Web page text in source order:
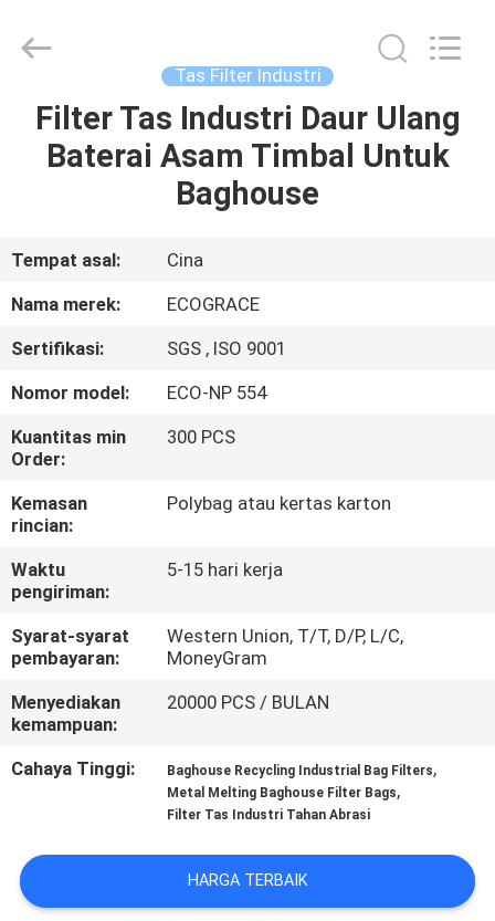
RUMAH
TENTANG
KAMI
TUR
PABRIK
KONTROL
KUALITAS
HUBUNGI
KAMI
BERITA
PERMINTAAN
PENAWARAN
SITEMAP
Copyright
ZHEJIANG
GRACE
ENVIROTECH
Tas Filter Industri
Filter Tas Industri Daur Ulang
Baterai Asam Timbal Untuk
Baghouse
Tempat asal:
Cina
Nama merek:
ECOGRACE
Sertifikasi:
SGS , ISO 9001
Nomor model:
ECO-NP 554
Kuantitas min
Order:
300 PCS
Kemasan
rincian:
Polybag atau kertas karton
Waktu
pengiriman:
5-15 hari kerja
Syarat-syarat
pembayaran:
Western Union, T/T, D/P, L/C,
MoneyGram
Menyediakan
kemampuan:
20000 PCS / BULAN
Cahaya Tinggi: Baghouse Recycling Industrial Bag Filters,
Metal Melting Baghouse Filter Bags,
Filter Tas Industri Tahan Abrasi
HARGA TERBAIK